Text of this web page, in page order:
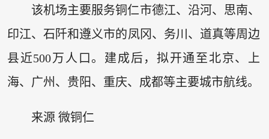
该机场主要服务铜仁市德江、沿河、思南、
印江、石阡和遵义市的凤冈、务川、道真等周边
县近500万人口。建成后，拟开通至北京、上
海、广州、贵阳、重庆、成都等主要城市航线。
来源 微铜仁